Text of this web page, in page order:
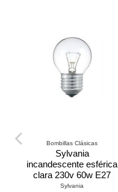
Bombillas Clásicas
Sylvania
incandescente esférica
clara 230v 60w E27
Sylvania